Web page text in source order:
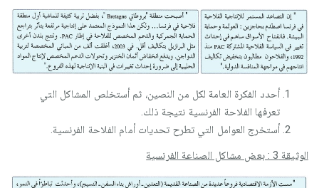
أحدد الفكرة العامة لكل من النصين، ثم أستخلص المشاكل التي
تعرفها الفلاحة الفرنسية نتيجة ذلك.
أستخرج العوامل التي تطرح تحديات أمام الفلاحة الفرنسية.
الوثيقة 3 : بعض مشاكل الصناعة الفرنسية